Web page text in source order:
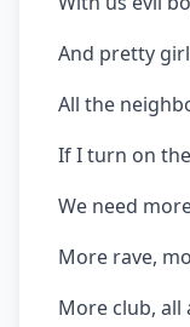
And pretty
All the
If I turn on
We need
More rave,
More club, all